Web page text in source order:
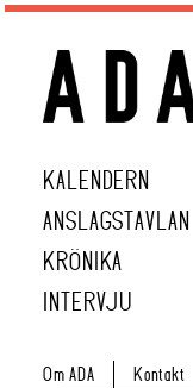
KALENDERN
ANSLAGSTAVLAN
KRÖNIKA
INTERVJU
Om ADA Kontakt